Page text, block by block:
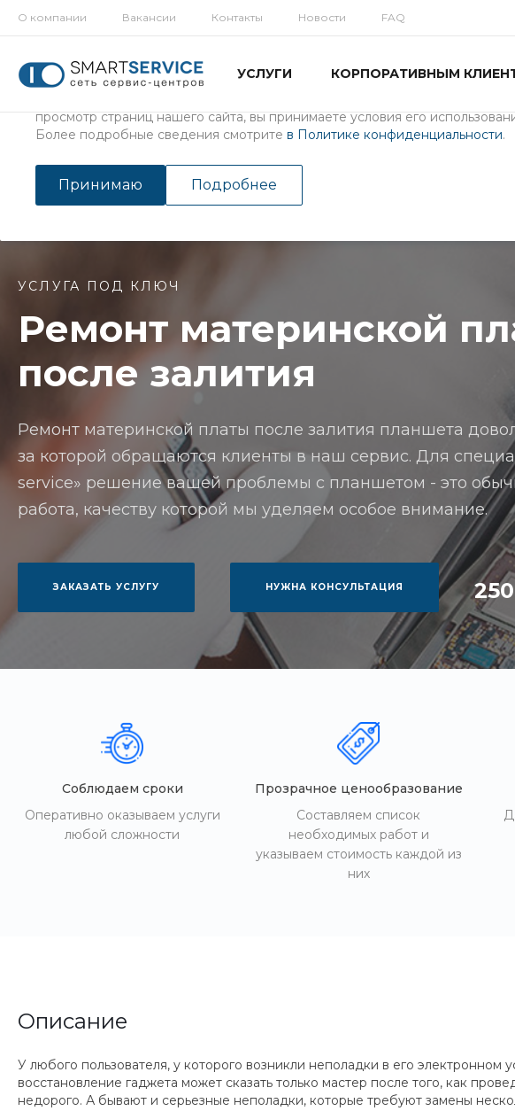
Мы используем файлы cookie, разработанные нашими специалистами и
просмотр страниц нашего сайта, вы принимаете условия его
Более подробные сведения смотрите в Политике конфиденциальности.
Принимаю Подробнее
О компании Вакансии Контакты Новости FAQ
УСЛУГИ КОРПОРАТИВНЫМ
Ремонт материнской платы после
УСЛУГА ПОД КЛЮЧ
Ремонт материнской
после залития
Ремонт материнской платы после залития планшета
за которой обращаются клиенты в наш сервис. Для
service» решение вашей проблемы с планшетом - это
работа, качеству которой мы уделяем особое внимание.
ЗАКАЗАТЬ УСЛУГУ НУЖНА КОНСУЛЬТАЦИЯ
Соблюдаем сроки
Оперативно оказываем услуги
любой сложности
Прозрачное ценообразование
Составляем список
необходимых работ и
указываем стоимость каждой из
них
Описание
У любого пользователя, у которого возникли неполадки в его
восстановление гаджета может сказать только мастер после того, как
недорого. А бывают и серьезные неполадки, которые требуют замены